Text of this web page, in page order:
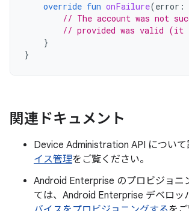
override fun onFailure(error :
// The account was not
// provided was valid (it
}
}
関連ドキュメント
Device Administration API について
イス管理をご覧ください。
Android Enterprise のプロビジョニ
ては、Android Enterprise デベロッ